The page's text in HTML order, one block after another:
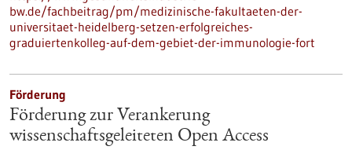
bw.de/fachbeitrag/pm/medizinische-fakultaeten-der-
universitaet-heidelberg-setzen-erfolgreiches-
graduiertenkolleg-auf-dem-gebiet-der-immunologie-fort
Förderung
Förderung zur Verankerung
wissenschaftsgeleiteten Open Access